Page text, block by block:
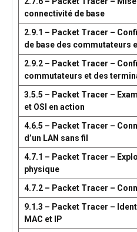
connectivité de base
2.9.1 – Packet Tracer –
de base des commutateurs
2.9.2 – Packet Tracer –
commutateurs et des
3.5.5 – Packet Tracer –
et OSI en action
4.6.5 – Packet Tracer –
d’un LAN sans fil
4.7.1 – Packet Tracer –
physique
4.7.2 – Packet Tracer –
9.1.3 – Packet Tracer –
MAC et IP